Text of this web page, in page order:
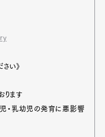
い》
ります
・乳幼児の発育に悪影響